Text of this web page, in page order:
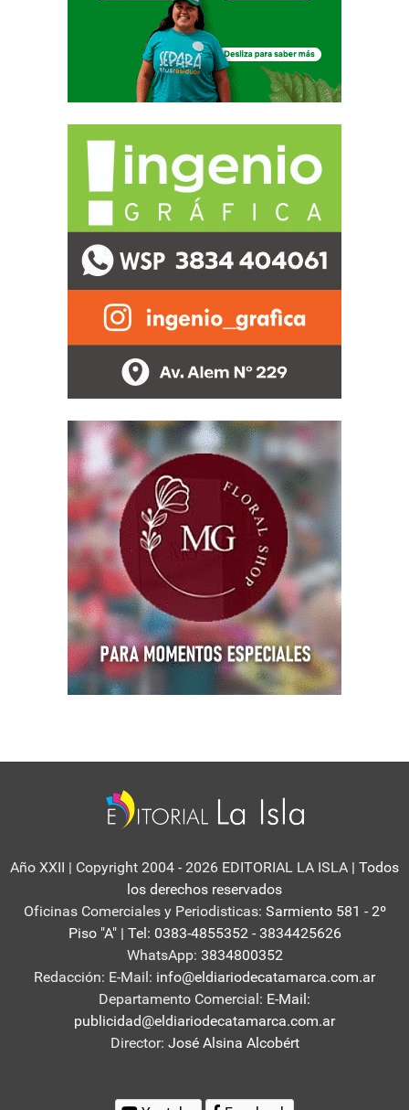
Año XXII | Copyright 2004 - 2026 EDITORIAL LA ISLA | Todos
los derechos reservados
Oficinas Comerciales y Periodisticas: Sarmiento 581 - 2º
Piso "A" | Tel: 0383-4855352 - 3834425626
WhatsApp: 3834800352
Redacción: E-Mail: info@eldiariodecatamarca.com.ar
Departamento Comercial: E-Mail:
publicidad@eldiariodecatamarca.com.ar
Director: José Alsina Alcobért